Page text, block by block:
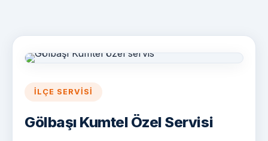
İLÇE SERVISI
Gölbaşı Kumtel Özel Servisi